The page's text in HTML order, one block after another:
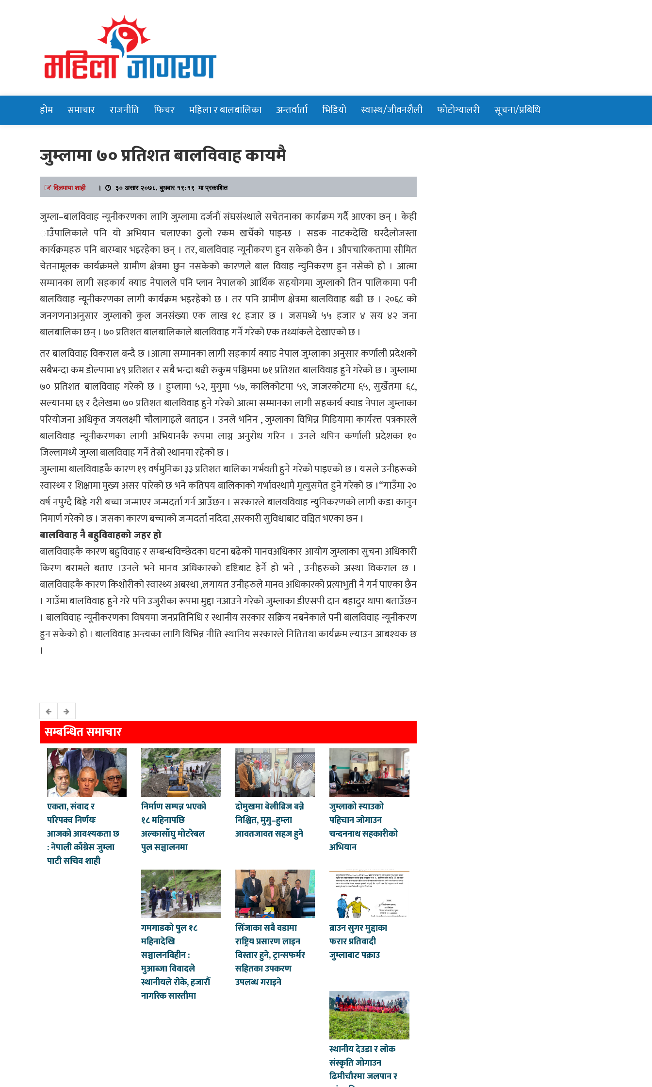
Mahilajagaran
होम समाचार राजनीति फिचर महिला र बालबालिका अन्तर्वार्ता भिडियो स्वास्थ/जीवनशैली फोटोग्यालरी सूचना/प्रबिधि
जुम्लामा ७० प्रतिशत बालविवाह कायमै
दिलमाया शाही । ३० असार २०७८, बुधबार १९:१९ मा प्रकाशित
जुम्ला–बालविवाह न्यूनीकरणका लागि जुम्लामा दर्जनौं संघसंस्थाले सचेतनाका कार्यक्रम गर्दै आएका छन् । केही
ाउँपालिकाले पनि यो अभियान चलाएका ठुलो रकम खर्चेको पाइन्छ । सडक नाटकदेखि घरदैलोजस्ता
कार्यक्रमहरु पनि बारम्बार भइरहेका छन् । तर, बालविवाह न्यूनीकरण हुन सकेको छैन । औपचारिकतामा सीमित
चेतनामूलक कार्यक्रमले ग्रामीण क्षेत्रमा छुन नसकेको कारणले बाल विवाह न्युनिकरण हुन नसेको हो । आत्मा
सम्मानका लागी सहकार्य क्याड नेपालले पनि प्लान नेपालको आर्थिक सहयोगमा जुम्लाको तिन पालिकामा पनी
बालविवाह न्यूनीकरणका लागी कार्यक्रम भइरहेको छ । तर पनि ग्रामीण क्षेत्रमा बालविवाह बढी छ । २०६८ को
जनगणनाअनुसार जुम्लाकोे कुल जनसंख्या एक लाख १८ हजार छ । जसमध्ये ५५ हजार ४ सय ४२ जना
बालबालिका छन् । ७० प्रतिशत बालबालिकाले बालविवाह गर्ने गरेको एक तथ्यांकले देखाएको छ ।
तर बालविवाह विकराल बन्दै छ ।आत्मा सम्मानका लागी सहकार्य क्याड नेपाल जुम्लाका अनुसार कर्णाली प्रदेशको
सबैभन्दा कम डोल्पामा ४९ प्रतिशत र सबै भन्दा बढी रुकुम पश्चिममा ७१ प्रतिशत बालविवाह हुने गरेको छ । जुम्लामा
७० प्रतिशत बालविवाह गरेको छ । हुम्लामा ५२, मुगुमा ५७, कालिकोटमा ५९, जाजरकोटमा ६५, सुर्खेतमा ६८,
सल्यानमा ६९ र दैलेखमा ७० प्रतिशत बालविवाह हुने गरेको आत्मा सम्मानका लागी सहकार्य क्याड नेपाल जुम्लाका
परियोजना अधिकृत जयलक्ष्मी चौलागाइले बताइन । उनले भनिन , जुम्लाका विभिन्न मिडियामा कार्यरत्त पत्रकारले
बालविवाह न्यूनीकरणका लागी अभियानकै रुपमा लाग्न अनुरोध गरिन । उनले थपिन कर्णाली प्रदेशका १०
जिल्लामध्ये जुम्ला बालविवाह गर्ने तेस्रो स्थानमा रहेको छ ।
जुम्लामा बालविवाहकै कारण १९ वर्षमुनिका ३३ प्रतिशत बालिका गर्भवती हुने गरेको पाइएको छ । यसले उनीहरूको
स्वास्थ्य र शिक्षामा मुख्य असर पारेको छ भने कतिपय बालिकाको गर्भावस्थामै मृत्युसमेत हुने गरेको छ ।“गाउँमा २०
वर्ष नपुग्दै बिहे गरी बच्चा जन्माएर जन्मदर्ता गर्न आउँछन । सरकारले बालवविवाह न्युनिकरणको लागी कडा कानुन
निमार्ण गरेको छ । जसका कारण बच्चाको जन्मदर्ता नदिदा ,सरकारी सुविधाबाट वञ्चित भएका छन ।
बालविवाह नै बहुविवाहको जहर हो
बालविवाहकै कारण बहुविवाह र सम्बन्धविच्छेदका घटना बढेको मानवअधिकार आयोग जुम्लाका सुचना अधिकारी
किरण बरामले बताए ।उनले भने मानव अधिकारको दृष्टिबाट हेर्ने हो भने , उनीहरुको अस्था विकराल छ ।
बालविवाहकै कारण किशोरीको स्वास्थ्य अबस्था ,लगायत उनीहरुले मानव अधिकारको प्रत्याभुती नै गर्न पाएका छैन
। गाउँमा बालविवाह हुने गरे पनि उजुरीका रूपमा मुद्दा नआउने गरेको जुम्लाका डीएसपी दान बहादुर थापा बताउँछन
। बालविवाह न्यूनीकरणका विषयमा जनप्रतिनिधि र स्थानीय सरकार सक्रिय नबनेकाले पनी बालविवाह न्यूनीकरण
हुन सकेको हो । बालविवाह अन्त्यका लागि विभिन्न नीति स्थानिय सरकारले नितितथा कार्यक्रम ल्याउन आबश्यक छ
।
सम्बन्धित समाचार
एकता, संवाद र
परिपक्व निर्णयः
आजको आवश्यकता छ
: नेपाली काँग्रेस जुम्ला
पाटी सचिव शाही
निर्माण सम्पन्न भएको
१८ महिनापछि
अल्कासाँघु मोटरेबल
पुल सञ्चालनमा
दोमुखमा बेलीब्रिज बन्ने
निश्चित, मुगु–हुम्ला
आवतजावत सहज हुने
जुम्लाको स्याउको
पहिचान जोगाउन
चन्दननाथ सहकारीको
अभियान
गमगाडको पुल १८
महिनादेखि
सञ्चालनविहीन :
मुआब्जा विवादले
स्थानीयले रोके, हजारौँ
नागरिक सास्तीमा
सिँजाका सबै वडामा
राष्ट्रिय प्रसारण लाइन
विस्तार हुने, ट्रान्सफर्मर
सहितका उपकरण
उपलब्ध गराइने
ब्राउन सुगर मुद्दाका
फरार प्रतिवादी
जुम्लाबाट पक्राउ
स्थानीय देउडा र लोक
संस्कृति जोगाउन
ढिमीचौरमा जलपान र